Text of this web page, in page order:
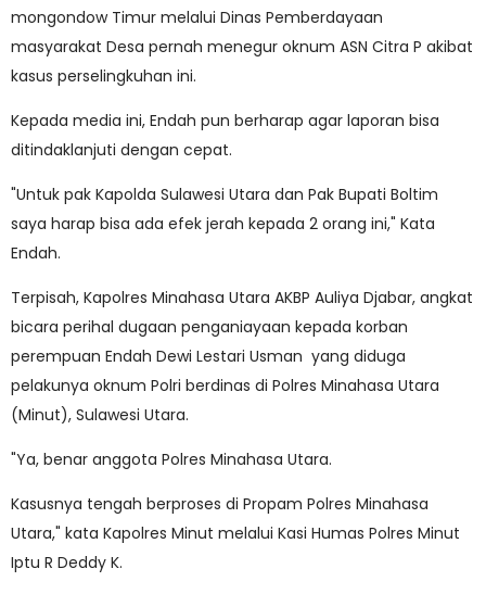
mongondow Timur melalui Dinas Pemberdayaan
masyarakat Desa pernah menegur oknum ASN Citra P akibat
kasus perselingkuhan ini.
Kepada media ini, Endah pun berharap agar laporan bisa
ditindaklanjuti dengan cepat.
"Untuk pak Kapolda Sulawesi Utara dan Pak Bupati Boltim
saya harap bisa ada efek jerah kepada 2 orang ini," Kata
Endah.
Terpisah, Kapolres Minahasa Utara AKBP Auliya Djabar, angkat
bicara perihal dugaan penganiayaan kepada korban
perempuan Endah Dewi Lestari Usman yang diduga
pelakunya oknum Polri berdinas di Polres Minahasa Utara
(Minut), Sulawesi Utara.
"Ya, benar anggota Polres Minahasa Utara.
Kasusnya tengah berproses di Propam Polres Minahasa
Utara," kata Kapolres Minut melalui Kasi Humas Polres Minut
Iptu R Deddy K.